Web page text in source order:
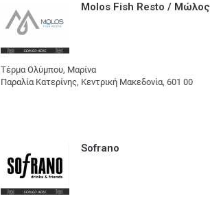
Molos Fish Resto / Μώλος
Τέρμα Ολύμπου, Μαρίνα
Παραλία Κατερίνης, Κεντρική Μακεδονία, 601 00
Sofrano